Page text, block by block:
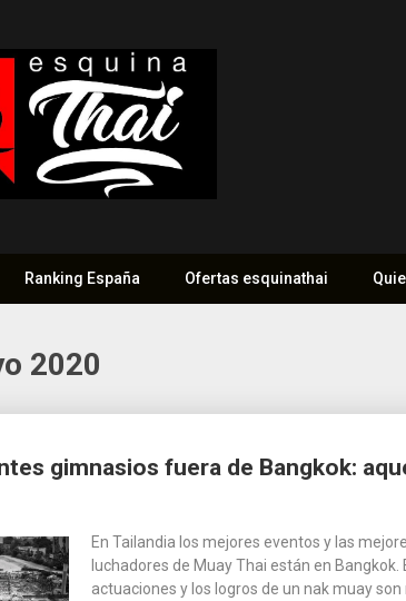
Ranking España Ofertas esquinathai
2020
gimnasios fuera de Bangkok:
En Tailandia los mejores eventos y las
luchadores de Muay Thai están en Bangkok.
actuaciones y los logros de un nak muay